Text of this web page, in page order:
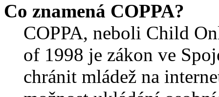
Co znamená COPPA?
COPPA, neboli Child
of 1998 je zákon ve
chránit mládež na